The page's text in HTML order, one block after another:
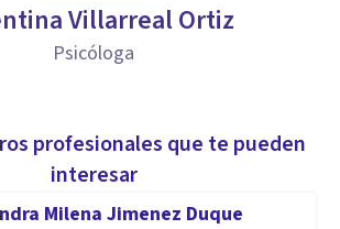
Villarreal Ortiz
Psicóloga
profesionales que te pueden
interesar
Milena Jimenez Duque